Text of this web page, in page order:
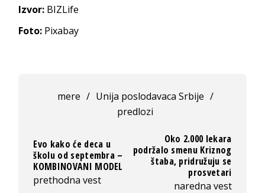
Izvor: BIZLife
Foto: Pixabay
mere / Unija poslodavaca Srbije /
predlozi
Evo kako će deca u
školu od septembra –
KOMBINOVANI MODEL
prethodna vest
Oko 2.000 lekara
podržalo smenu Kriznog
štaba, pridružuju se
prosvetari
naredna vest